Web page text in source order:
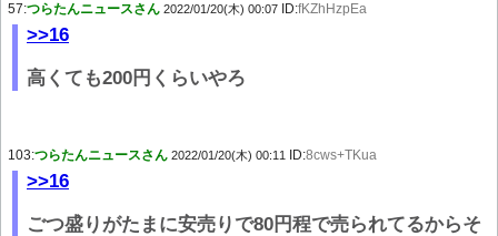
57:つらたんニュースさん 2022/01/20(木) 00:07 ID:fKZhHzpEa
>>16
高くても200円くらいやろ
103:つらたんニュースさん 2022/01/20(木) 00:11 ID:8cws+TKua
>>16
ごつ盛りがたまに安売りで80円程で売られてるからそ